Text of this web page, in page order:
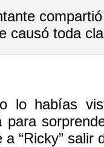
causó toda
lo habías
para
“Ricky” salir